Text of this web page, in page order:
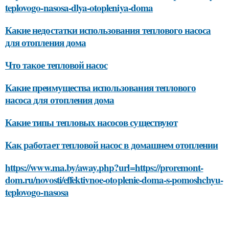
teplovogo-nasosa-dlya-otopleniya-doma
Какие недостатки использования теплового насоса
для отопления дома
Что такое тепловой насос
Какие преимущества использования теплового
насоса для отопления дома
Какие типы тепловых насосов существуют
Как работает тепловой насос в домашнем отоплении
https://www.ma.by/away.php?url=https://proremont-
dom.ru/novosti/effektivnoe-otoplenie-doma-s-pomoshchyu-
teplovogo-nasosa